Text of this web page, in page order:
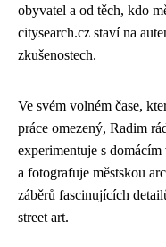
obyvatel a od těch, kdo
citysearch.cz staví na
zkušenostech.
Ve svém volném čase,
práce omezený, Radim
experimentuje s
a fotografuje městskou
záběrů fascinujících
street art.